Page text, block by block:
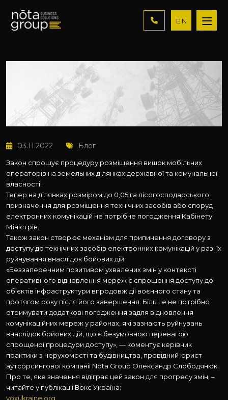
EN
03.11.2022 Блог
Закон спрощує процедуру розміщення вишок мобільних
операторів на земельних ділянках державної та комунальної
власності.
Тепер на ділянках розміром до 0,05 га лісогосподарського
призначення для розміщення технічних засобів або споруд
електронних комунікацій не потрібне погодження Кабінету
Міністрів.
Також закон створює механізм для припинення договору з
доступу до технічних засобів електронних комунікацій у разі їх
руйнування внаслідок бойових дій.
«Беззаперечним позитивом ухвалених змін у контексті
оперативного відновлення мереж є спрощення доступу до
об’єктів інфраструктури впродовж дії воєнного стану та
протягом року після його завершення. Більше не потрібно
отримувати додаткові погодження задля відновлення
комунікаційних мереж у районах, які зазнають руйнувань
внаслідок бойових дій, що є безумовною перевагою
спрощеної процедури доступу», — коментує керівник
практики з нерухомості та будівництва, провідний юрист
аутсорсингової компанії Nota Group Олександр Слободянюк.
Про те, яке значення відіграє цей закон для прогресу змін, –
читайте у публікації Вокс Україна:
voxukraine.org